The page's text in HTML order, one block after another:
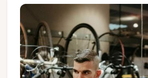
Presse
Groupes et voyagistes